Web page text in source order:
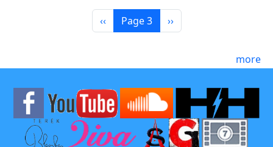
Previous page
‹‹ Page 3 Next page
››
more